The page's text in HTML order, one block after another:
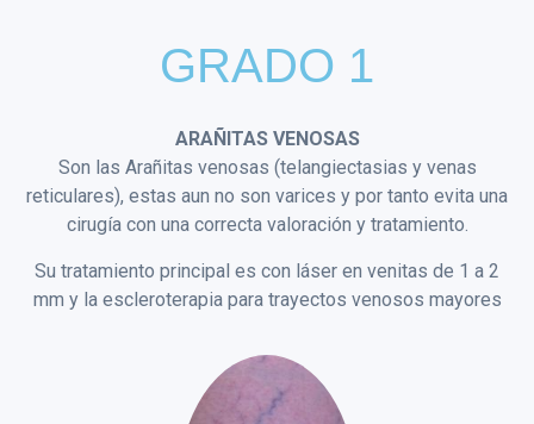
GRADO 1
ARAÑITAS VENOSAS
Son las Arañitas venosas (telangiectasias y venas
reticulares), estas aun no son varices y por tanto evita una
cirugía con una correcta valoración y tratamiento.
Su tratamiento principal es con láser en venitas de 1 a 2
mm y la escleroterapia para trayectos venosos mayores